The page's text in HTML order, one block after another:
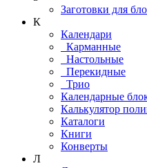
Заготовки для
К
Календари
Карманные
Настольные
Перекидные
Трио
Календарные
Калькулятор
Каталоги
Книги
Конверты
Л